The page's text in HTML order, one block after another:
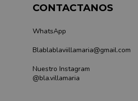
CONTACTANOS
WhatsApp
Blablablaviillamaria@gmail.com
Nuestro Instagram
@bla.villamaria